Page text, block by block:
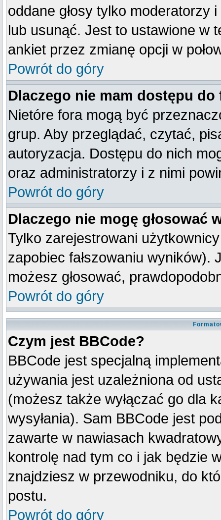
oddane głosy tylko moderatorzy
lub usunąć. Jest to ustawione w
ankiet przez zmianę opcji w
Powrót do góry
Dlaczego nie mam dostępu do
Nietóre fora mogą być
grup. Aby przeglądać, czytać,
autoryzacja. Dostępu do nich
oraz administratorzy i z nimi
Powrót do góry
Dlaczego nie mogę głosować
Tylko zarejestrowani
zapobiec fałszowaniu wyników).
możesz głosować,
Powrót do góry
Czym jest BBCode?
BBCode jest specjalną
używania jest uzależniona od
(możesz także wyłączać go dla
wysyłania). Sam BBCode jest
zawarte w nawiasach
kontrolę nad tym co i jak będzie
znajdziesz w przewodniku, do
postu.
Powrót do góry